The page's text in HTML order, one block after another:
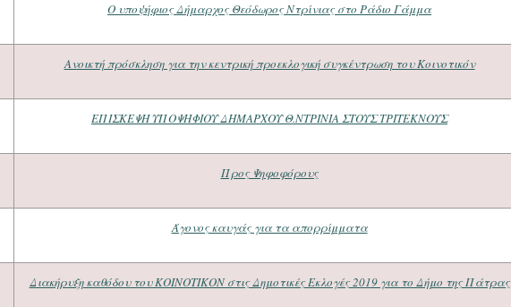
Ο υποψήφιος Δήμαρχος Θεόδωρος Ντρίνιας στο Ράδιο Γάμμα
Ανοικτή πρόσκληση για την κεντρική προεκλογική συγκέντρωση του Κοινοτικόν
ΕΠΙΣΚΕΨΗ ΥΠΟΨΗΦΙΟΥ ΔΗΜΑΡΧΟΥ Θ.ΝΤΡΙΝΙΑ ΣΤΟΥΣ ΤΡΙΤΕΚΝΟΥΣ
Προς Ψηφοφόρους
Άγονος καυγάς για τα απορρίμματα
Διακήρυξη καθόδου του ΚΟΙΝΟΤΙΚΟΝ στις Δημοτικές Εκλογές 2019 για το Δήμο της Πάτρας